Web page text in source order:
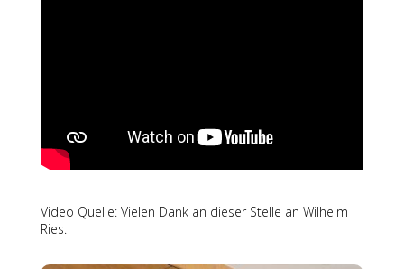
Video Quelle: Vielen Dank an dieser Stelle an Wilhelm
Ries.